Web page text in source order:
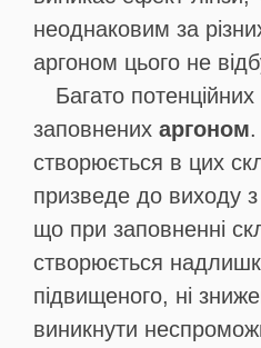
неоднаковим за
аргоном цього не
Багато потенційних
заповнених аргоном.
створюється в цих
призведе до виходу з
що при заповненні
створюється
підвищеного, ні
виникнути